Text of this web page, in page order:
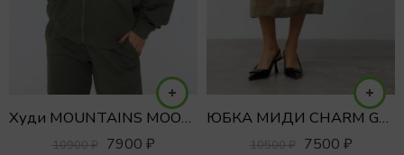
Худи MOUNTAINS MOOD из премиального хлопка
10900₽ 7900 ₽
ЮБКА МИДИ CHARM GHOST
10500₽ 7500 ₽